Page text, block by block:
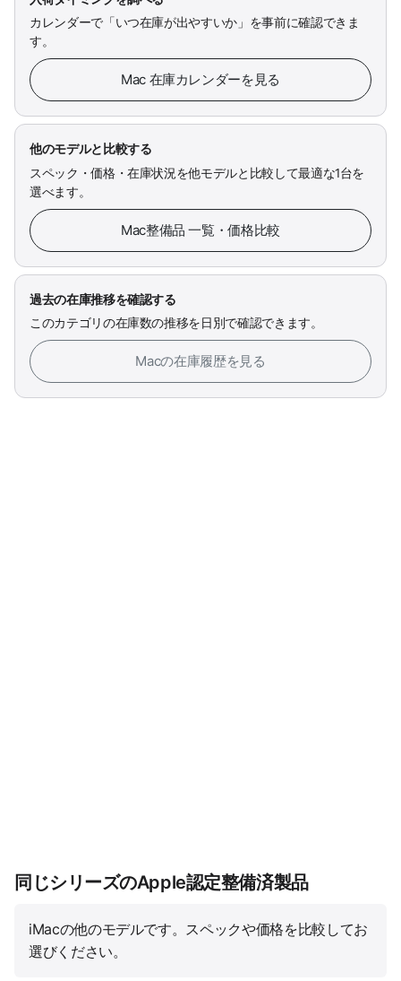
カレンダーで「いつ在庫が出やすいか」を事前に確認できま
す。
Mac 在庫カレンダーを見る
他のモデルと比較する
スペック・価格・在庫状況を他モデルと比較して最適な1台を
選べます。
Mac整備品 一覧・価格比較
過去の在庫推移を確認する
このカテゴリの在庫数の推移を日別で確認できます。
Macの在庫履歴を見る
同じシリーズのApple認定整備済製品
iMacの他のモデルです。スペックや価格を比較してお
選びください。